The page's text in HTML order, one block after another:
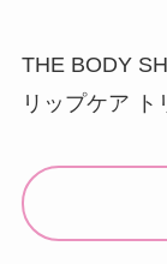
THE BODY
リップケア ト